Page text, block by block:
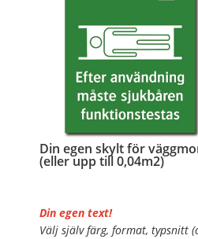
Din egen skylt för
(eller upp till 0,04m2)
Din egen text!
Välj själv färg, format, typsnitt